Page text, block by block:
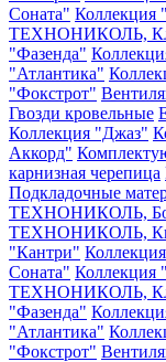
Соната" Коллекция
ТЕХНОНИКОЛЬ,
"Фазенда"
"Атлантика"
"Фокстрот"
Гвозди кровельные
Коллекция "Джаз"
Аккорд"
карнизная черепица
Подкладочные
ТЕХНОНИКОЛЬ,
ТЕХНОНИКОЛЬ,
"Кантри"
Соната" Коллекция
ТЕХНОНИКОЛЬ,
"Фазенда"
"Атлантика"
"Фокстрот"